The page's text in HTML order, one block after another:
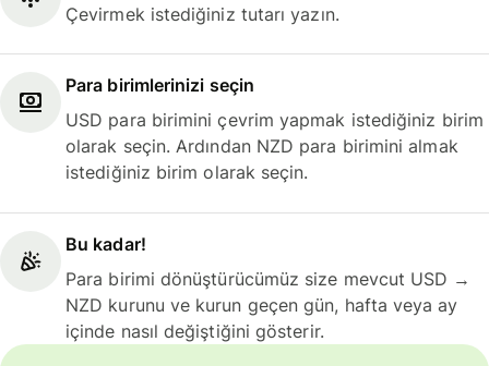
Çevirmek istediğiniz tutarı yazın.
Para birimlerinizi seçin
USD para birimini çevrim yapmak istediğiniz birim
olarak seçin. Ardından NZD para birimini almak
istediğiniz birim olarak seçin.
Bu kadar!
Para birimi dönüştürücümüz size mevcut USD →
NZD kurunu ve kurun geçen gün, hafta veya ay
içinde nasıl değiştiğini gösterir.